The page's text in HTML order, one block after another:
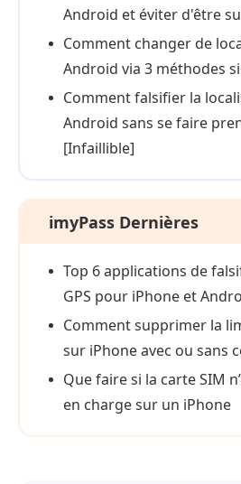
Android et éviter d'être
Comment changer de
Android via 3 méthodes
Comment falsifier la
Android sans se faire
[Infaillible]
imyPass Dernières
Top 6 applications de
GPS pour iPhone et
Comment supprimer la
sur iPhone avec ou sans
Que faire si la carte SIM
en charge sur un iPhone